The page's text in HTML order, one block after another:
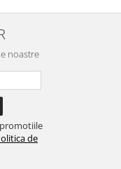
noastre
de